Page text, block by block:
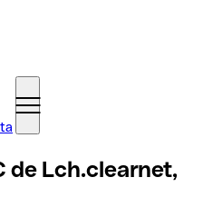
de Lch.clearnet,